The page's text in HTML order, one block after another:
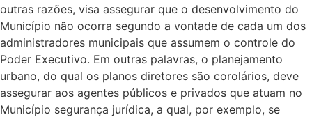
outras razões, visa assegurar que o desenvolvimento do
Município não ocorra segundo a vontade de cada um dos
administradores municipais que assumem o controle do
Poder Executivo. Em outras palavras, o planejamento
urbano, do qual os planos diretores são corolários, deve
assegurar aos agentes públicos e privados que atuam no
Município segurança jurídica, a qual, por exemplo, se